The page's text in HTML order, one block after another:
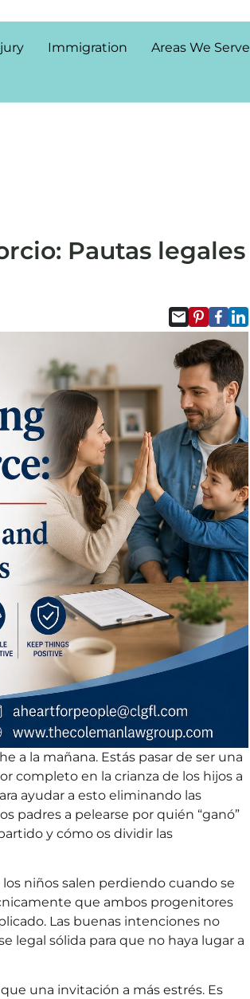
Immigration Areas We Serve
Pautas legales
a la mañana. Estás pasar de ser una
completo en la crianza de los hijos a
ayudar a esto eliminando las
padres a pelearse por quién “ganó”
y cómo os dividir las
niños salen perdiendo cuando se
que ambos progenitores
Las buenas intenciones no
legal sólida para que no haya lugar a
una invitación a más estrés. Es